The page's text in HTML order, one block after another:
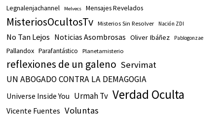
Legnalenjachannel Melvecs Mensajes Revelados
MisteriosOcultosTv Misterios Sin Resolver Nación ZDI
No Tan Lejos Noticias Asombrosas Oliver Ibáñez Pablogonzae
Pallandox Parafantástico Planetamisterio
reflexiones de un galeno Servimat
UN ABOGADO CONTRA LA DEMAGOGIA
Universe Inside You Urmah Tv Verdad Oculta
Vicente Fuentes Voluntas